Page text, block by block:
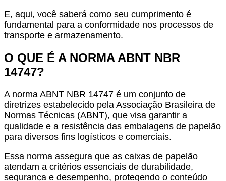
E, aqui, você saberá como seu cumprimento é
fundamental para a conformidade nos processos de
transporte e armazenamento.
O QUE É A NORMA ABNT NBR
14747?
A norma ABNT NBR 14747 é um conjunto de
diretrizes estabelecido pela Associação Brasileira de
Normas Técnicas (ABNT), que visa garantir a
qualidade e a resistência das embalagens de papelão
para diversos fins logísticos e comerciais.
Essa norma assegura que as caixas de papelão
atendam a critérios essenciais de durabilidade,
segurança e desempenho, protegendo o conteúdo